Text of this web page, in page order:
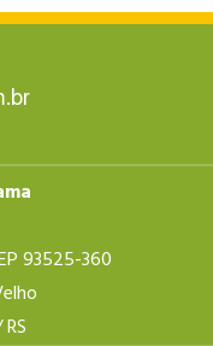
93525-360